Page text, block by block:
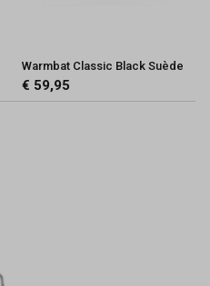
Warmbat Classic Black Suède
€ 59,95